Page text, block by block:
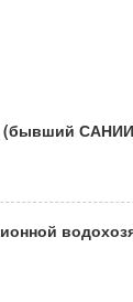
(бывший